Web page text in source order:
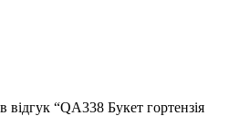
“QA338 Букет гортензія